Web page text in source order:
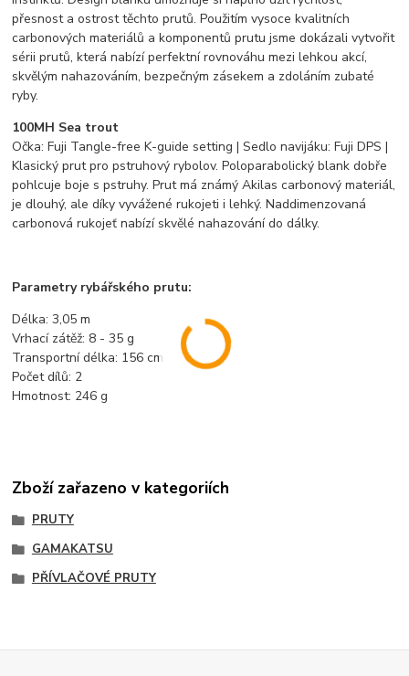
přesnost a ostrost těchto prutů. Použitím vysoce kvalitních
carbonových materiálů a komponentů prutu jsme dokázali vytvořit
sérii prutů, která nabízí perfektní rovnováhu mezi lehkou akcí,
skvělým nahazováním, bezpečným zásekem a zdoláním zubaté
ryby.
100MH Sea trout
Očka: Fuji Tangle-free K-guide setting | Sedlo navijáku: Fuji DPS |
Klasický prut pro pstruhový rybolov. Poloparabolický blank dobře
pohlcuje boje s pstruhy. Prut má známý Akilas carbonový materiál,
je dlouhý, ale díky vyvážené rukojeti i lehký. Naddimenzovaná
carbonová rukojeť nabízí skvělé nahazování do dálky.
Parametry rybářského prutu:
Délka: 3,05 m
Vrhací zátěž: 8 - 35 g
Transportní délka: 156 cm
Počet dílů: 2
Hmotnost: 246 g
Zboží zařazeno v kategoriích
PRUTY
GAMAKATSU
PŘÍVLAČOVÉ PRUTY